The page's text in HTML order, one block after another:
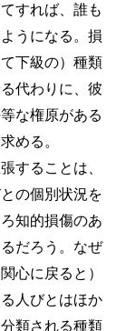
すれば、誰も
うになる。損
下級の）種類
代わりに、彼
な権原がある
める。
することは、
の個別状況を
知的損傷のあ
だろう。なぜ
心に戻ると）
人びとはほか
分類される種類